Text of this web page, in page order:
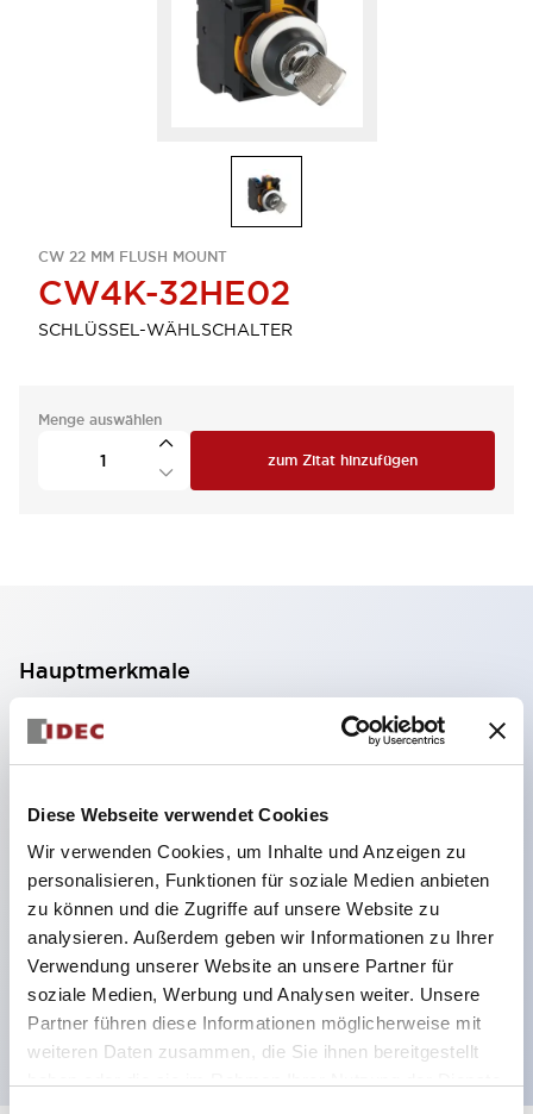
Diese Webseite verwendet Cookies
Wir verwenden Cookies, um Inhalte und Anzeigen zu
personalisieren, Funktionen für soziale Medien anbieten
zu können und die Zugriffe auf unsere Website zu
analysieren. Außerdem geben wir Informationen zu Ihrer
Verwendung unserer Website an unsere Partner für
soziale Medien, Werbung und Analysen weiter. Unsere
Partner führen diese Informationen möglicherweise mit
weiteren Daten zusammen, die Sie ihnen bereitgestellt
CW 22 MM FLUSH MOUNT
CW4K-32HE02
SCHLÜSSEL-WÄHLSCHALTER
Menge auswählen
zum Zitat hinzufügen
Hauptmerkmale
2-Kontakt-Block mit 2 Stufen, ermöglicht eine 4-
Kontakt-Konfiguration (Gewährleistung der
Isolierung zwischen den 2 Kontakten).
59,9 mm (※ 22-stufiger Kontaktblock).
Platzsparendes Design möglich.
Sicherheitsstruktur der 3. Generation: 2-Aktions-
Freisetzung, integrierter Schutz, IP20-
Fingerschutzstruktur